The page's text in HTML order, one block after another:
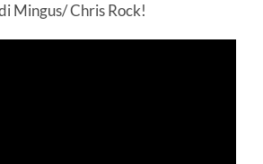
Mingus/ Chris Rock!